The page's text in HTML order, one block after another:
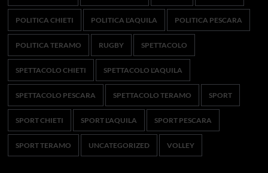
POLITICA CHIETI POLITICA L'AQUILA POLITICA PESCARA
POLITICA TERAMO RUGBY SPETTACOLO
SPETTACOLO CHIETI SPETTACOLO L'AQUILA
SPETTACOLO PESCARA SPETTACOLO TERAMO SPORT
SPORT CHIETI SPORT L'AQUILA SPORT PESCARA
SPORT TERAMO UNCATEGORIZED VOLLEY